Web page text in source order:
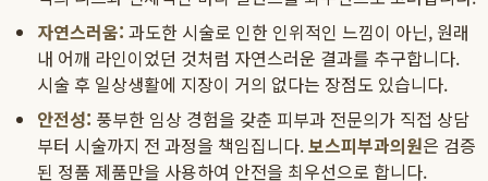
자연스러움: 과도한 시술로 인한 인위적인 느낌이 아닌, 원래
내 어깨 라인이었던 것처럼 자연스러운 결과를 추구합니다.
시술 후 일상생활에 지장이 거의 없다는 장점도 있습니다.
안전성: 풍부한 임상 경험을 갖춘 피부과 전문의가 직접 상담
부터 시술까지 전 과정을 책임집니다.보스피부과의원은 검증
된 정품 제품만을 사용하여 안전을 최우선으로 합니다.